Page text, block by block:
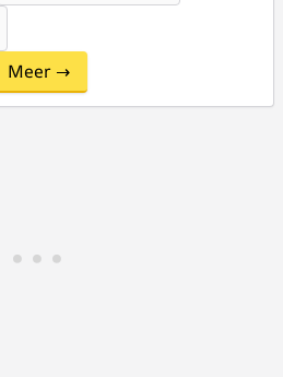
Meer →